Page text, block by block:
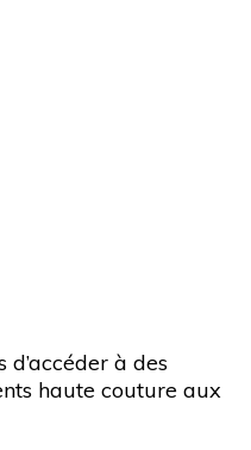
à des
haute couture aux